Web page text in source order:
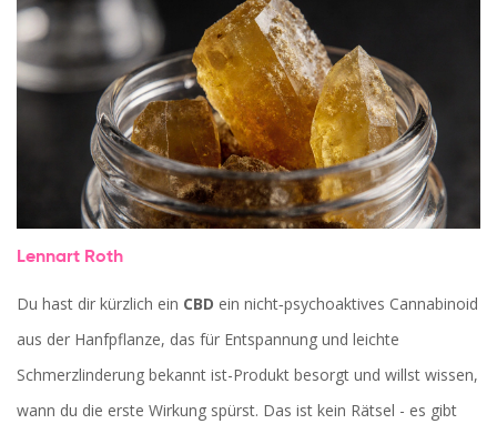
Lennart Roth
Du hast dir kürzlich ein CBD ein nicht‑psychoaktives Cannabinoid
aus der Hanfpflanze, das für Entspannung und leichte
Schmerzlinderung bekannt ist-Produkt besorgt und willst wissen,
wann du die erste Wirkung spürst. Das ist kein Rätsel - es gibt